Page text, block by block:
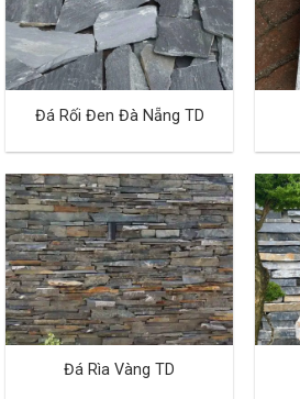
Đá Rối Đen Đà Nẵng TD
Đá Rìa Vàng TD